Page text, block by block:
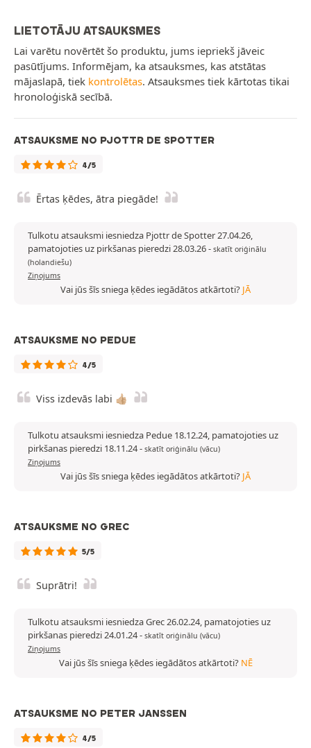
LIETOTĀJU ATSAUKSMES
Lai varētu novērtēt šo produktu, jums iepriekš jāveic
pasūtījums. Informējam, ka atsauksmes, kas atstātas
mājaslapā, tiek kontrolētas. Atsauksmes tiek kārtotas tikai
hronoloģiskā secībā.
ATSAUKSME NO PJOTTR DE SPOTTER
4/5
Ērtas ķēdes, ātra piegāde!
Tulkotu atsauksmi iesniedza Pjottr de Spotter 27.04.26,
pamatojoties uz pirkšanas pieredzi 28.03.26- skatīt oriģinālu
(holandiešu)
Ziņojums
Vai jūs šīs sniega ķēdes iegādātos atkārtoti? JĀ
ATSAUKSME NO PEDUE
4/5
Viss izdevās labi 👍🏼
Tulkotu atsauksmi iesniedza Pedue 18.12.24, pamatojoties uz
pirkšanas pieredzi 18.11.24- skatīt oriģinālu (vācu)
Ziņojums
Vai jūs šīs sniega ķēdes iegādātos atkārtoti? JĀ
ATSAUKSME NO GREC
5/5
Suprātri!
Tulkotu atsauksmi iesniedza Grec 26.02.24, pamatojoties uz
pirkšanas pieredzi 24.01.24- skatīt oriģinālu (vācu)
Ziņojums
Vai jūs šīs sniega ķēdes iegādātos atkārtoti? NĒ
ATSAUKSME NO PETER JANSSEN
4/5